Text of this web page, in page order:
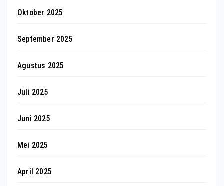
Oktober 2025
September 2025
Agustus 2025
Juli 2025
Juni 2025
Mei 2025
April 2025